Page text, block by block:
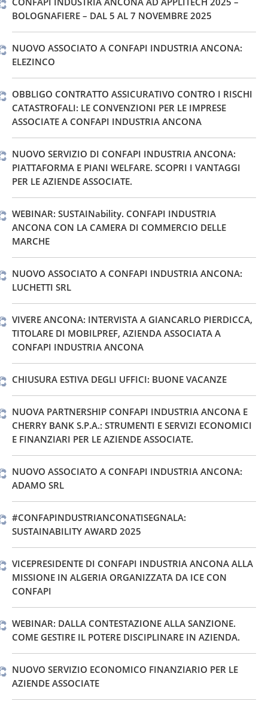
BOLOGNAFIERE – DAL 5 AL 7 NOVEMBRE 2025
NUOVO ASSOCIATO A CONFAPI INDUSTRIA ANCONA:
ELEZINCO
OBBLIGO CONTRATTO ASSICURATIVO CONTRO I RISCHI
CATASTROFALI: LE CONVENZIONI PER LE IMPRESE
ASSOCIATE A CONFAPI INDUSTRIA ANCONA
NUOVO SERVIZIO DI CONFAPI INDUSTRIA ANCONA:
PIATTAFORMA E PIANI WELFARE. SCOPRI I VANTAGGI
PER LE AZIENDE ASSOCIATE.
WEBINAR: SUSTAINability. CONFAPI INDUSTRIA
ANCONA CON LA CAMERA DI COMMERCIO DELLE
MARCHE
NUOVO ASSOCIATO A CONFAPI INDUSTRIA ANCONA:
LUCHETTI SRL
VIVERE ANCONA: INTERVISTA A GIANCARLO PIERDICCA,
TITOLARE DI MOBILPREF, AZIENDA ASSOCIATA A
CONFAPI INDUSTRIA ANCONA
CHIUSURA ESTIVA DEGLI UFFICI: BUONE VACANZE
NUOVA PARTNERSHIP CONFAPI INDUSTRIA ANCONA E
CHERRY BANK S.P.A.: STRUMENTI E SERVIZI ECONOMICI
E FINANZIARI PER LE AZIENDE ASSOCIATE.
NUOVO ASSOCIATO A CONFAPI INDUSTRIA ANCONA:
ADAMO SRL
#CONFAPINDUSTRIANCONATISEGNALA:
SUSTAINABILITY AWARD 2025
VICEPRESIDENTE DI CONFAPI INDUSTRIA ANCONA ALLA
MISSIONE IN ALGERIA ORGANIZZATA DA ICE CON
CONFAPI
WEBINAR: DALLA CONTESTAZIONE ALLA SANZIONE.
COME GESTIRE IL POTERE DISCIPLINARE IN AZIENDA.
NUOVO SERVIZIO ECONOMICO FINANZIARIO PER LE
AZIENDE ASSOCIATE